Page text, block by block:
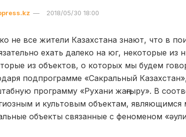
2018/05/30 18:00
не все жители Казахстана знают, что в
ехать далеко на юг, некоторые из
из объектов, о которых мы будем
подпрограмме «Сакральный
программу «Рухани жаңғыру». В
и культовым объектам, являющимся
объекты связанные с феноменом